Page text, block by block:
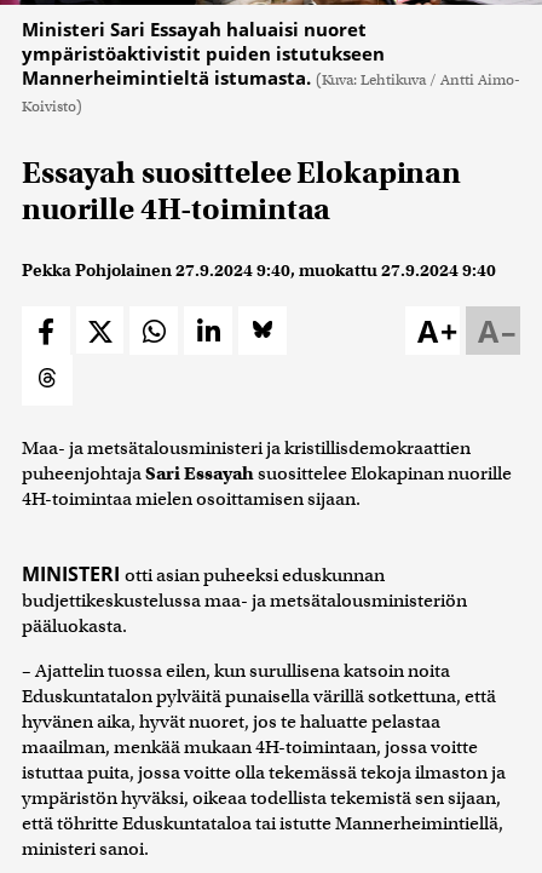
Ministeri Sari Essayah haluaisi nuoret
ympäristöaktivistit puiden istutukseen
Mannerheimintieltä istumasta. (Kuva: Lehtikuva / Antti Aimo-
Koivisto)
Essayah suosittelee Elokapinan
nuorille 4H-toimintaa
Pekka Pohjolainen27.9.2024 9:40, muokattu27.9.2024 9:40
A–
A+
Maa- ja metsätalousministeri ja kristillisdemokraattien
puheenjohtajaSari Essayahsuosittelee Elokapinan nuorille
4H-toimintaa mielen osoittamisen sijaan.
MINISTERI otti asian puheeksi eduskunnan
budjettikeskustelussa maa- ja metsätalousministeriön
pääluokasta.
– Ajattelin tuossa eilen, kun surullisena katsoin noita
Eduskuntatalon pylväitä punaisella värillä sotkettuna, että
hyvänen aika, hyvät nuoret, jos te haluatte pelastaa
maailman, menkää mukaan 4H-toimintaan, jossa voitte
istuttaa puita, jossa voitte olla tekemässä tekoja ilmaston ja
ympäristön hyväksi, oikeaa todellista tekemistä sen sijaan,
että töhritte Eduskuntataloa tai istutte Mannerheimintiellä,
ministeri sanoi.